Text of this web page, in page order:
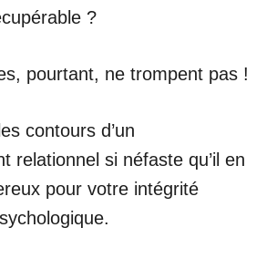
?
pourtant, ne trompent pas !
contours d’un
relationnel si néfaste qu’il en
pour votre intégrité